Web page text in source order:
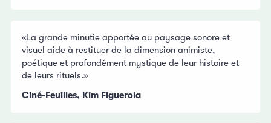
«La grande minutie apportée au paysage sonore et
visuel aide à restituer de la dimension animiste,
poétique et profondément mystique de leur histoire et
de leurs rituels.»
Ciné-Feuilles, Kim Figuerola